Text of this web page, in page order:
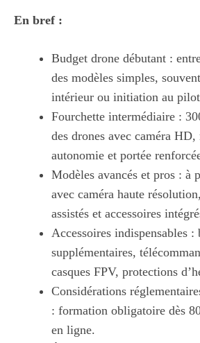
En bref :
Budget drone débutant :
des modèles simples,
intérieur ou initiation au
Fourchette intermédiaire :
des drones avec caméra
autonomie et portée
Modèles avancés et pros : à
avec caméra haute
assistés et accessoires
Accessoires indispensables :
supplémentaires,
casques FPV, protections
Considérations
: formation obligatoire dès
en ligne.